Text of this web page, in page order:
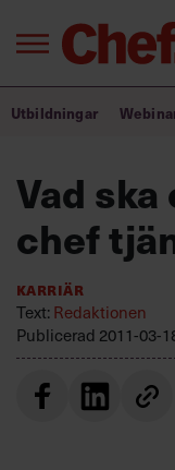
Annonsera
Bra
Populära
Utbildningar
Vad
chef
Karriär
Text: Redaktionen
Publicerad 2011-03-